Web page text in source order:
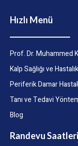
Hızlı Menü
Prof. Dr. Muhammed
Kalp Sağlığı ve
Periferik Damar
Tanı ve Tedavi
Blog
Randevu Saatleri